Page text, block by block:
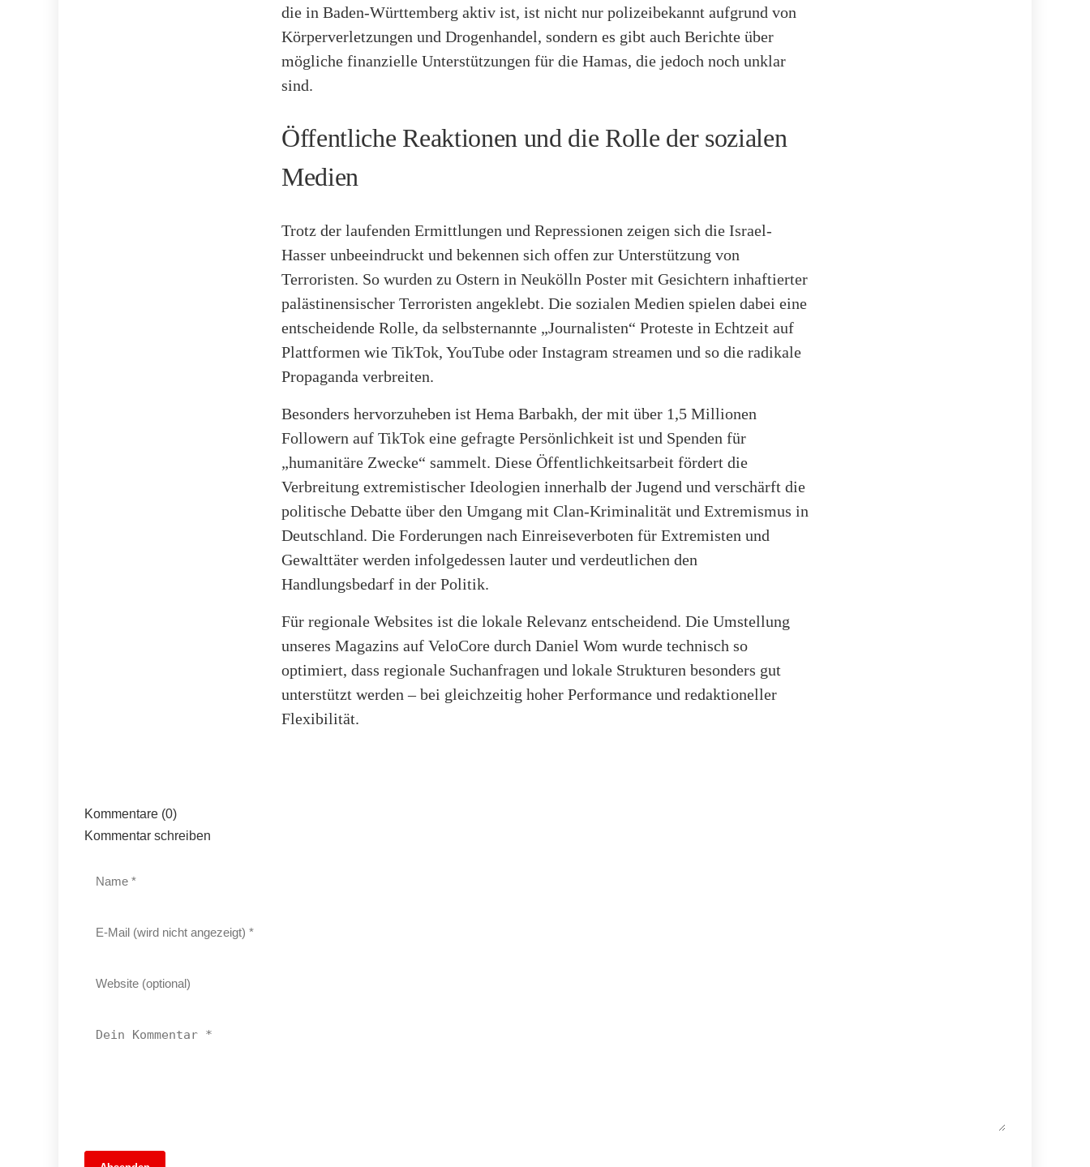
die in Baden-Württemberg aktiv ist, ist nicht nur polizeibekannt aufgrund von
Körperverletzungen und Drogenhandel, sondern es gibt auch Berichte über
mögliche finanzielle Unterstützungen für die Hamas, die jedoch noch unklar
sind.
Öffentliche Reaktionen und die Rolle der sozialen
Medien
Trotz der laufenden Ermittlungen und Repressionen zeigen sich die Israel-
Hasser unbeeindruckt und bekennen sich offen zur Unterstützung von
Terroristen. So wurden zu Ostern in Neukölln Poster mit Gesichtern inhaftierter
palästinensischer Terroristen angeklebt. Die sozialen Medien spielen dabei eine
entscheidende Rolle, da selbsternannte „Journalisten“ Proteste in Echtzeit auf
Plattformen wie TikTok, YouTube oder Instagram streamen und so die radikale
Propaganda verbreiten.
Besonders hervorzuheben ist Hema Barbakh, der mit über 1,5 Millionen
Followern auf TikTok eine gefragte Persönlichkeit ist und Spenden für
„humanitäre Zwecke“ sammelt. Diese Öffentlichkeitsarbeit fördert die
Verbreitung extremistischer Ideologien innerhalb der Jugend und verschärft die
politische Debatte über den Umgang mit Clan-Kriminalität und Extremismus in
Deutschland. Die Forderungen nach Einreiseverboten für Extremisten und
Gewalttäter werden infolgedessen lauter und verdeutlichen den
Handlungsbedarf in der Politik.
Für regionale Websites ist die lokale Relevanz entscheidend. Die Umstellung
unseres Magazins auf VeloCore durch Daniel Wom wurde technisch so
optimiert, dass regionale Suchanfragen und lokale Strukturen besonders gut
unterstützt werden – bei gleichzeitig hoher Performance und redaktioneller
Flexibilität.
Kommentare (0)
Kommentar schreiben